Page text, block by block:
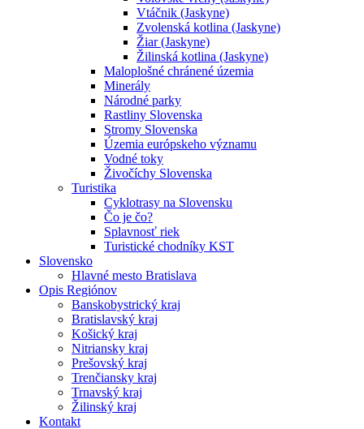
Vtáčnik (Jaskyne)
Zvolenská kotlina (Jaskyne)
Žiar (Jaskyne)
Žilinská kotlina (Jaskyne)
Maloplošné chránené územia
Minerály
Národné parky
Rastliny Slovenska
Stromy Slovenska
Územia európskeho významu
Vodné toky
Živočíchy Slovenska
Turistika
Cyklotrasy na Slovensku
Čo je čo?
Splavnosť riek
Turistické chodníky KST
Slovensko
Hlavné mesto Bratislava
Opis Regiónov
Banskobystrický kraj
Bratislavský kraj
Košický kraj
Nitriansky kraj
Prešovský kraj
Trenčiansky kraj
Trnavský kraj
Žilinský kraj
Kontakt